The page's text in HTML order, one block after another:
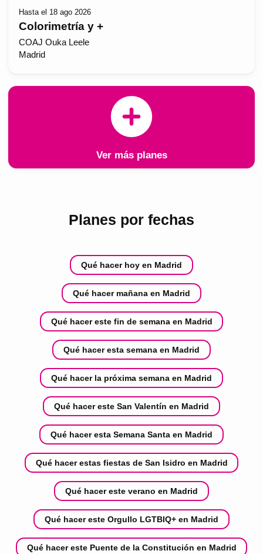
Hasta el 18 ago 2026
Colorimetría y +
COAJ Ouka Leele
Madrid
Ver más planes
Planes por fechas
Qué hacer hoy en Madrid
Qué hacer mañana en Madrid
Qué hacer este fin de semana en Madrid
Qué hacer esta semana en Madrid
Qué hacer la próxima semana en Madrid
Qué hacer este San Valentín en Madrid
Qué hacer esta Semana Santa en Madrid
Qué hacer estas fiestas de San Isidro en Madrid
Qué hacer este verano en Madrid
Qué hacer este Orgullo LGTBIQ+ en Madrid
Qué hacer este Puente de la Constitución en Madrid